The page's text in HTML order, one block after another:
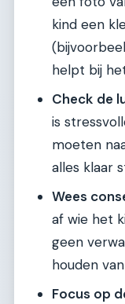
kind een
helpt bij
Check de
is
moeten
alles klaar
Wees
af wie het
geen
houden
Focus op